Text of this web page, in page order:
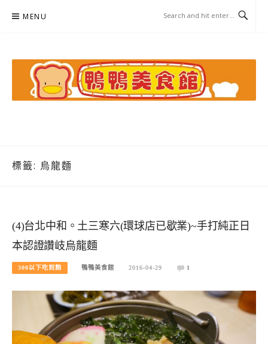
MENU
標籤: 烏龍麵
(4)台北中和。土三寒六(環球店已歇業)~手打純正日
本認證讚岐烏龍麵
300以下吃到飽 鴨鴨美食館 2016-04-29 1